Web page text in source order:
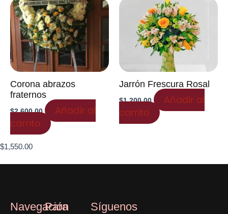
Corona abrazos
fraternos
$2,600.00
Añadir al
carrito
Jarrón Frescura Rosal
$1,200.00
Añadir al
carrito
$1,550.00
Navegación
Para
Síguenos